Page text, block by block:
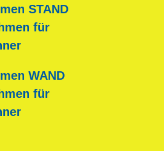
STAND
für
WAND
für